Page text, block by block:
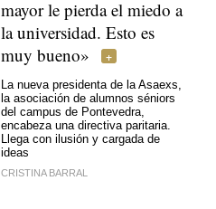
mayor le pierda el miedo a
la universidad. Esto es
muy bueno»
La nueva presidenta de la Asaexs,
la asociación de alumnos séniors
del campus de Pontevedra,
encabeza una directiva paritaria.
Llega con ilusión y cargada de
ideas
CRISTINA BARRAL